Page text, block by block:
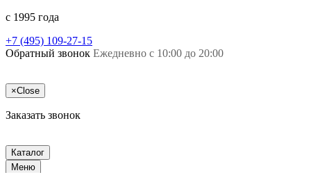
c 1995 года
+7 (495) 109-27-15
Обратный звонок Ежедневно с 10:00 до 20:00
×Close
Заказать звонок
Каталог
Меню